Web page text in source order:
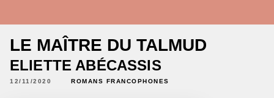
LE MAÎTRE DU TALMUD
ELIETTE ABÉCASSIS
12/11/2020 ROMANS FRANCOPHONES